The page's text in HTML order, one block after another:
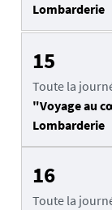
Lombarderie
15
Toute la
"Voyage au
Lombarderie
16
Toute la